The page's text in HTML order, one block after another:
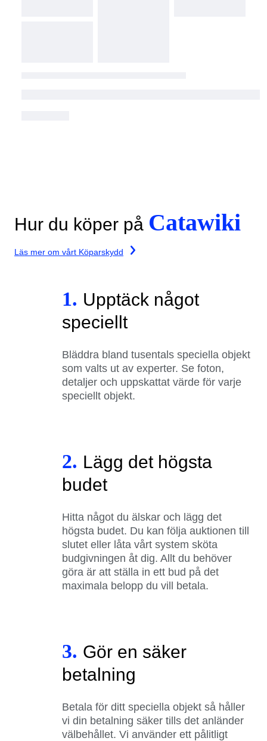
Hur du köper på Catawiki
Läs mer om vårt Köparskydd
1. Upptäck något
speciellt
Bläddra bland tusentals speciella objekt
som valts ut av experter. Se foton,
detaljer och uppskattat värde för varje
speciellt objekt.
2. Lägg det högsta
budet
Hitta något du älskar och lägg det
högsta budet. Du kan följa auktionen till
slutet eller låta vårt system sköta
budgivningen åt dig. Allt du behöver
göra är att ställa in ett bud på det
maximala belopp du vill betala.
3. Gör en säker
betalning
Betala för ditt speciella objekt så håller
vi din betalning säker tills det anländer
välbehållet. Vi använder ett pålitligt